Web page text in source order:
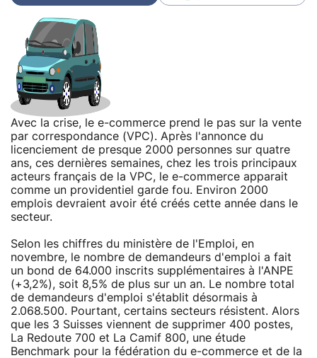
Avec la crise, le e-commerce prend le pas sur la vente
par correspondance (VPC). Après l'annonce du
licenciement de presque 2000 personnes sur quatre
ans, ces dernières semaines, chez les trois principaux
acteurs français de la VPC, le e-commerce apparait
comme un providentiel garde fou. Environ 2000
emplois devraient avoir été créés cette année dans le
secteur.
Selon les chiffres du ministère de l'Emploi, en
novembre, le nombre de demandeurs d'emploi a fait
un bond de 64.000 inscrits supplémentaires à l'ANPE
(+3,2%), soit 8,5% de plus sur un an. Le nombre total
de demandeurs d'emploi s'établit désormais à
2.068.500. Pourtant, certains secteurs résistent. Alors
que les 3 Suisses viennent de supprimer 400 postes,
La Redoute 700 et La Camif 800, une étude
Benchmark pour la fédération du e-commerce et de la